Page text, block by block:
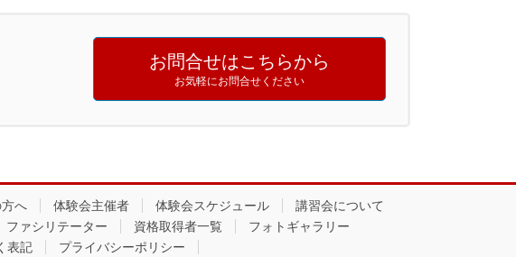
お問合せはこちらから
お気軽にお問合せください
へ 体験会主催者 体験会スケジュール
講習会について
ファシリテーター 資格取得者一覧
フォトギャラリー
表記 プライバシーポリシー